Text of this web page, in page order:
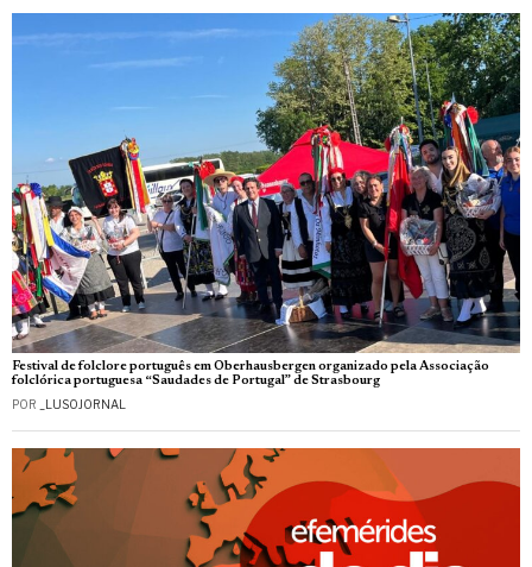
Festival de folclore português em Oberhausbergen organizado pela Associação
folclórica portuguesa “Saudades de Portugal” de Strasbourg
POR _LUSOJORNAL